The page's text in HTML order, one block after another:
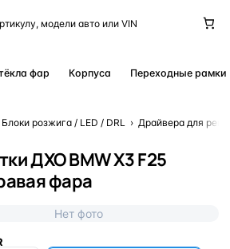
фар Корпуса Переходные рамки
Блоки розжига / LED / DRL › Драйвера для
ДХО BMW X3 F25
фара
Нет фото